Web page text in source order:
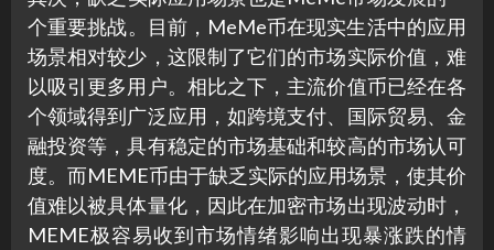
个重要挑战。目前，MeMe币在现实生活中的应用
场景相对较少，这限制了它们的市场实际价值，难
以吸引更多用户。相比之下，主流价值币已经在各
个领域得到广泛应用，如跨境支付、国际贸易、金
融投资等，具有稳定的市场基础和较高的市场认可
度。而MEME币由于缺乏实际的应用场景，使其价
值难以被具体量化，因此在加密市场出现波动时，
MEME极容易收到市场情绪影响出现暴涨跌的情